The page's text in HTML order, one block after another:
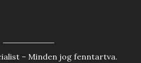
– Minden jog fenntartva.